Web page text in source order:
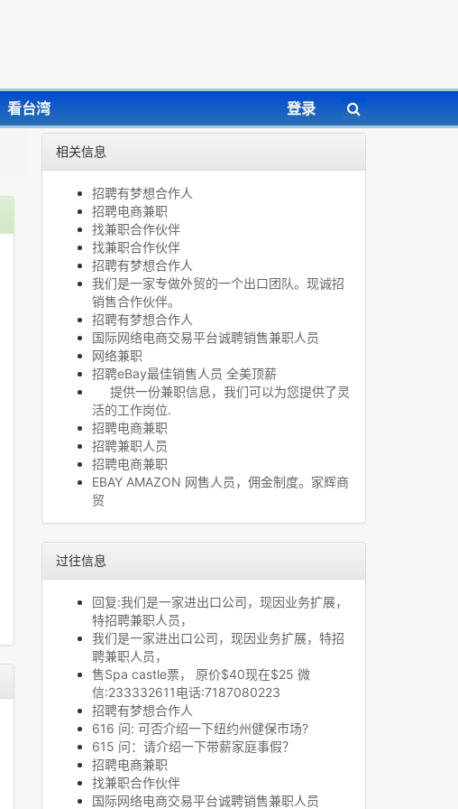
看台湾 登录
相关信息
招聘有梦想合作人
招聘电商兼职
找兼职合作伙伴
找兼职合作伙伴
招聘有梦想合作人
我们是一家专做外贸的一个出口团队。现诚招
销售合作伙伴。
招聘有梦想合作人
国际网络电商交易平台诚聘销售兼职人员
网络兼职
招聘eBay最佳销售人员 全美顶薪
提供一份兼职信息，我们可以为您提供了灵
活的工作岗位.
招聘电商兼职
招聘兼职人员
招聘电商兼职
EBAY AMAZON 网售人员，佣金制度。家辉商
贸
过往信息
回复:我们是一家进出口公司，现因业务扩展，
特招聘兼职人员，
我们是一家进出口公司，现因业务扩展，特招
聘兼职人员，
售Spa castle票， 原价$40现在$25 微
信:233332611电话:7187080223
招聘有梦想合作人
616 问: 可否介绍一下纽约州健保市场?
615 问：请介绍一下带薪家庭事假？
招聘电商兼职
找兼职合作伙伴
国际网络电商交易平台诚聘销售兼职人员